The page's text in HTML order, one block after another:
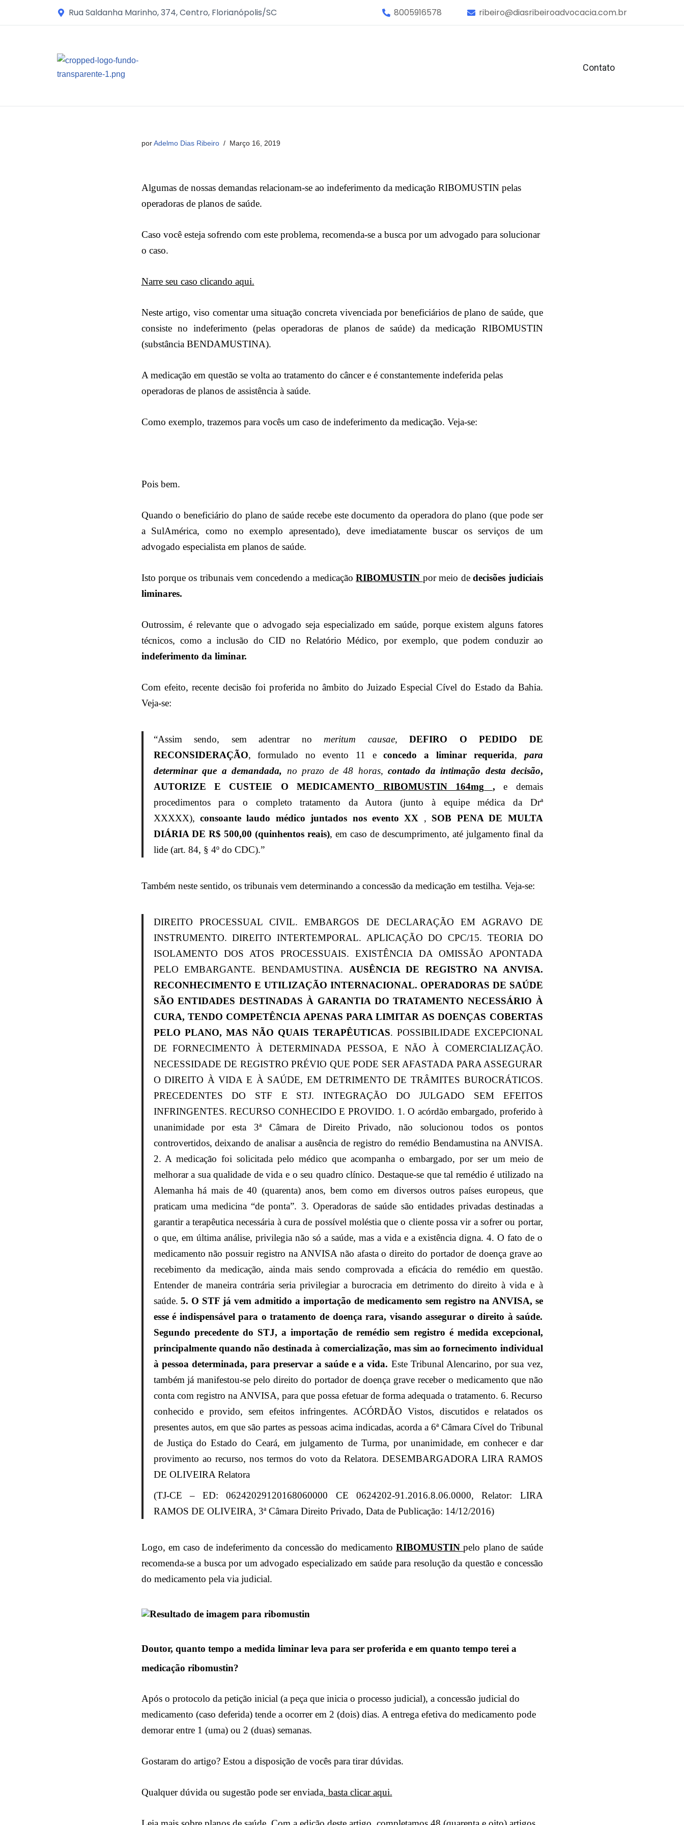
Avançar
Rua Saldanha Marinho, 374, Centro, Florianópolis/SC 8005916578 ribeiro@diasribeiroadvocacia.com.br
Contato
porAdelmo Dias Ribeiro Março 16, 2019
Algumas de nossas demandas relacionam-se ao indeferimento da medicação RIBOMUSTIN pelas
operadoras de planos de saúde.
Caso você esteja sofrendo com este problema, recomenda-se a busca por um advogado para solucionar
o caso.
Narre seu caso clicando aqui.
Neste artigo, viso comentar uma situação concreta vivenciada por beneficiários de plano de saúde, que
consiste no indeferimento (pelas operadoras de planos de saúde) da medicação RIBOMUSTIN
(substância BENDAMUSTINA).
A medicação em questão se volta ao tratamento do câncer e é constantemente indeferida pelas
operadoras de planos de assistência à saúde.
Como exemplo, trazemos para vocês um caso de indeferimento da medicação. Veja-se:
Pois bem.
Quando o beneficiário do plano de saúde recebe este documento da operadora do plano (que pode ser
a SulAmérica, como no exemplo apresentado), deve imediatamente buscar os serviços de um
advogado especialista em planos de saúde.
Isto porque os tribunais vem concedendo a medicaçãoRIBOMUSTIN por meio dedecisões judiciais
liminares.
Outrossim, é relevante que o advogado seja especializado em saúde, porque existem alguns fatores
técnicos, como a inclusão do CID no Relatório Médico, por exemplo, que podem conduzir ao
indeferimento da liminar.
Com efeito, recente decisão foi proferida no âmbito do Juizado Especial Cível do Estado da Bahia.
Veja-se:
“Assim sendo, sem adentrar no meritum causae, DEFIRO O PEDIDO DE
RECONSIDERAÇÃO, formulado no evento 11 econcedo a liminar requerida, para
determinar que a demandada, no prazo de 48 horas, contado da intimação desta decisão,
AUTORIZE E CUSTEIE O MEDICAMENTO
RIBOMUSTIN 164mg ,e demais
procedimentos para o completo tratamento da Autora (junto à equipe médica da Drª
XXXXX), consoante laudo médico juntados nos evento XX , SOB PENA DE MULTA
DIÁRIA DE R$ 500,00 (quinhentos reais), em caso de descumprimento, até julgamento final da
lide (art. 84, § 4º do CDC).”
Também neste sentido, os tribunais vem determinando a concessão da medicação em testilha. Veja-se:
DIREITO PROCESSUAL CIVIL. EMBARGOS DE DECLARAÇÃO EM AGRAVO DE
INSTRUMENTO. DIREITO INTERTEMPORAL. APLICAÇÃO DO CPC/15. TEORIA DO
ISOLAMENTO DOS ATOS PROCESSUAIS. EXISTÊNCIA DA OMISSÃO APONTADA
PELO EMBARGANTE. BENDAMUSTINA. AUSÊNCIA DE REGISTRO NA ANVISA.
RECONHECIMENTO E UTILIZAÇÃO INTERNACIONAL. OPERADORAS DE SAÚDE
SÃO ENTIDADES DESTINADAS À GARANTIA DO TRATAMENTO NECESSÁRIO À
CURA, TENDO COMPETÊNCIA APENAS PARA LIMITAR AS DOENÇAS COBERTAS
PELO PLANO, MAS NÃO QUAIS TERAPÊUTICAS. POSSIBILIDADE EXCEPCIONAL
DE FORNECIMENTO À DETERMINADA PESSOA, E NÃO À COMERCIALIZAÇÃO.
NECESSIDADE DE REGISTRO PRÉVIO QUE PODE SER AFASTADA PARA ASSEGURAR
O DIREITO À VIDA E À SAÚDE, EM DETRIMENTO DE TRÂMITES BUROCRÁTICOS.
PRECEDENTES DO STF E STJ. INTEGRAÇÃO DO JULGADO SEM EFEITOS
INFRINGENTES. RECURSO CONHECIDO E PROVIDO. 1. O acórdão embargado, proferido à
unanimidade por esta 3ª Câmara de Direito Privado, não solucionou todos os pontos
controvertidos, deixando de analisar a ausência de registro do remédio Bendamustina na ANVISA.
2. A medicação foi solicitada pelo médico que acompanha o embargado, por ser um meio de
melhorar a sua qualidade de vida e o seu quadro clínico. Destaque-se que tal remédio é utilizado na
Alemanha há mais de 40 (quarenta) anos, bem como em diversos outros países europeus, que
praticam uma medicina “de ponta”. 3. Operadoras de saúde são entidades privadas destinadas a
garantir a terapêutica necessária à cura de possível moléstia que o cliente possa vir a sofrer ou portar,
o que, em última análise, privilegia não só a saúde, mas a vida e a existência digna. 4. O fato de o
medicamento não possuir registro na ANVISA não afasta o direito do portador de doença grave ao
recebimento da medicação, ainda mais sendo comprovada a eficácia do remédio em questão.
Entender de maneira contrária seria privilegiar a burocracia em detrimento do direito à vida e à
saúde.5. O STF já vem admitido a importação de medicamento sem registro na ANVISA, se
esse é indispensável para o tratamento de doença rara, visando assegurar o direito à saúde.
Segundo precedente do STJ, a importação de remédio sem registro é medida excepcional,
principalmente quando não destinada à comercialização, mas sim ao fornecimento individual
à pessoa determinada, para preservar a saúde e a vida. Este Tribunal Alencarino, por sua vez,
também já manifestou-se pelo direito do portador de doença grave receber o medicamento que não
conta com registro na ANVISA, para que possa efetuar de forma adequada o tratamento. 6. Recurso
conhecido e provido, sem efeitos infringentes. ACÓRDÃO Vistos, discutidos e relatados os
presentes autos, em que são partes as pessoas acima indicadas, acorda a 6ª Câmara Cível do Tribunal
de Justiça do Estado do Ceará, em julgamento de Turma, por unanimidade, em conhecer e dar
provimento ao recurso, nos termos do voto da Relatora. DESEMBARGADORA LIRA RAMOS
DE OLIVEIRA Relatora
(TJ-CE – ED: 06242029120168060000 CE 0624202-91.2016.8.06.0000, Relator: LIRA
RAMOS DE OLIVEIRA, 3ª Câmara Direito Privado, Data de Publicação: 14/12/2016)
Logo, em caso de indeferimento da concessão do medicamento RIBOMUSTINpelo plano de saúde
recomenda-se a busca por um advogado especializado em saúde para resolução da questão e concessão
do medicamento pela via judicial.
Doutor, quanto tempo a medida liminar leva para ser proferida e em quanto tempo terei a
medicação ribomustin?
Após o protocolo da petição inicial (a peça que inicia o processo judicial), a concessão judicial do
medicamento (caso deferida) tende a ocorrer em 2 (dois) dias. A entrega efetiva do medicamento pode
demorar entre 1 (uma) ou 2 (duas) semanas.
Gostaram do artigo? Estou a disposição de vocês para tirar dúvidas.
Qualquer dúvida ou sugestão pode ser enviada, basta clicar aqui.